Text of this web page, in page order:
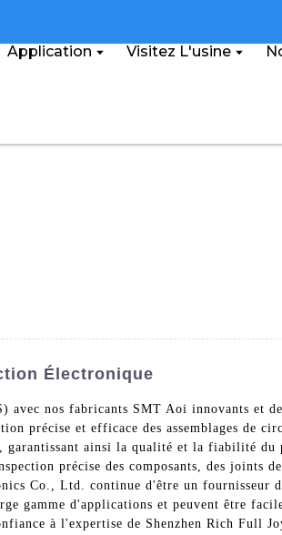
Application Visitez L'usine
Électronique
avec nos fabricants SMT Aoi innovants et
précise et efficace des assemblages de
ainsi la qualité et la fiabilité
précise des composants, des joints
Co., Ltd. continue d'être un fournisseur
gamme d'applications et peuvent être
à l'expertise de Shenzhen Rich Full